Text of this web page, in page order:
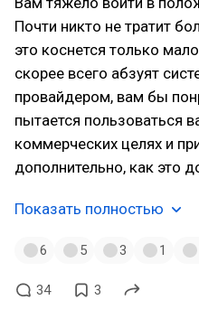
Почти никто не тратит
это коснется только
скорее всего абзуят
провайдером, вам бы
пытается пользоваться
коммерческих целях и
дополнительно, как это
Показать полностью
6 5 3 1
34 3